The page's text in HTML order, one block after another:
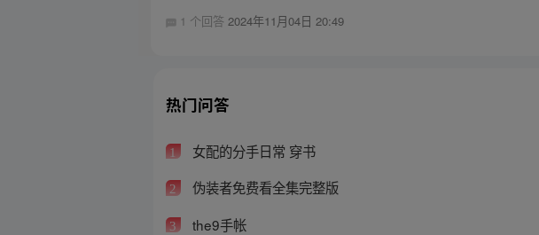
1 个回答2024年11月04日 20:49
热门问答
1 女配的分手日常 穿书
2 伪装者免费看全集完整版
3 the9手帐